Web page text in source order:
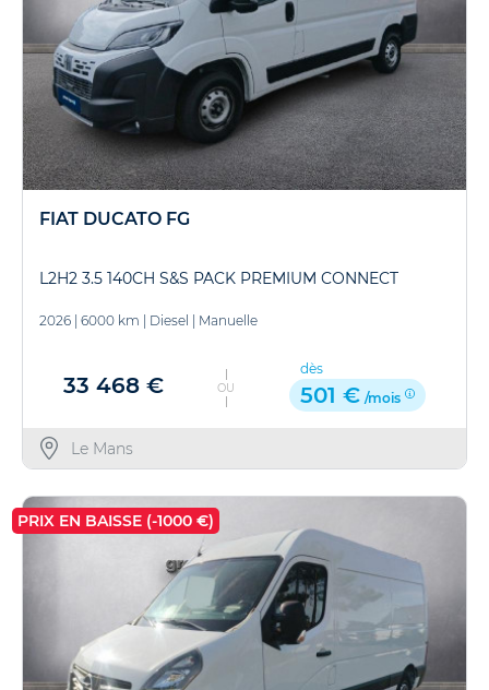
FIAT DUCATO FG
L2H2 3.5 140CH S&S PACK PREMIUM CONNECT
2026 | 6000 km | Diesel | Manuelle
33 468 € OU
dès
501 € /mois
Le Mans
PRIX EN BAISSE (-1000 €)